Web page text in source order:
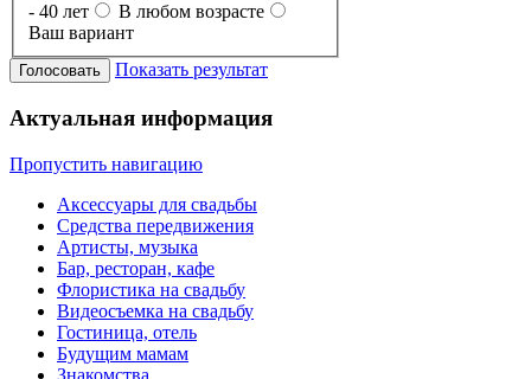
- 40 лет
В любом возрасте
Ваш вариант
Показать результат
Актуальная информация
Пропустить навигацию
Аксессуары для свадьбы
Средства передвижения
Артисты, музыка
Бар, ресторан, кафе
Флористика на свадьбу
Видеосъемка на свадьбу
Гостиница, отель
Будущим мамам
Знакомства